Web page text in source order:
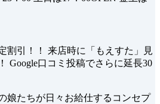
割引！！ 来店時に「もえすた」見
Google口コミ投稿でさらに延長30
娘たちが日々お給仕するコンセプ